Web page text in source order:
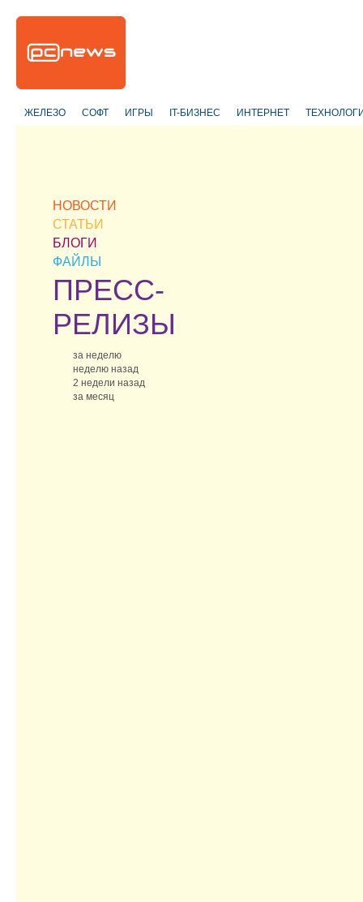
ЖЕЛЕЗО СОФТ ИГРЫ IT-БИЗНЕС ИНТЕРНЕТ
НОВОСТИ
СТАТЬИ
БЛОГИ
ФАЙЛЫ
ПРЕСС-
РЕЛИЗЫ
за неделю
неделю назад
2 недели назад
за месяц